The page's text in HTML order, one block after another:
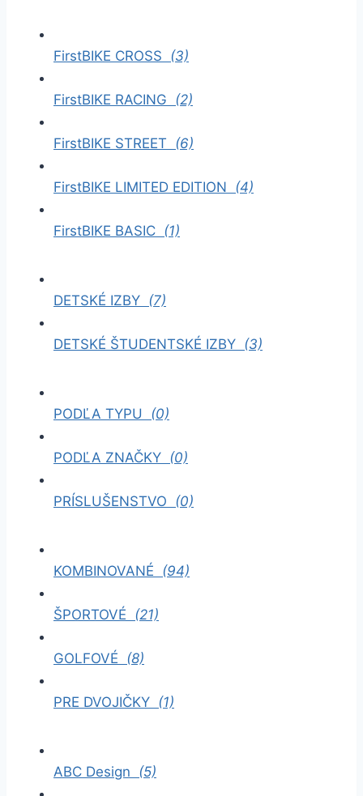
FirstBIKE CROSS (3)
FirstBIKE RACING (2)
FirstBIKE STREET (6)
FirstBIKE LIMITED EDITION (4)
FirstBIKE BASIC (1)
DETSKÉ IZBY (7)
DETSKÉ ŠTUDENTSKÉ IZBY (3)
PODĽA TYPU (0)
PODĽA ZNAČKY (0)
PRÍSLUŠENSTVO (0)
KOMBINOVANÉ (94)
ŠPORTOVÉ (21)
GOLFOVÉ (8)
PRE DVOJIČKY (1)
ABC Design (5)